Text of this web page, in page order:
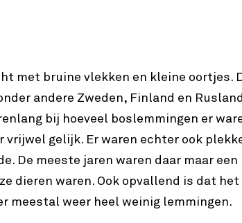
met bruine vlekken en kleine oortjes.
andere Zweden, Finland en
bij hoeveel boslemmingen er
gelijk. Er waren echter ook
De meeste jaren waren daar maar een
dieren waren. Ook opvallend is dat het
meestal weer heel weinig lemmingen.